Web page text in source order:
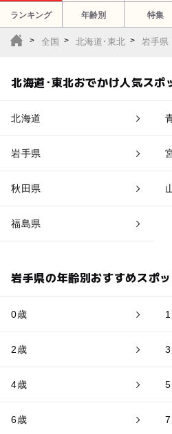
ランキング 年齢別 特集
全国 北海道･東北 岩手県
北海道･東北おでかけ人気スポ
北海道
岩手県
秋田県
福島県
岩手県の年齢別おすすめスポ
0歳
2歳
4歳
6歳